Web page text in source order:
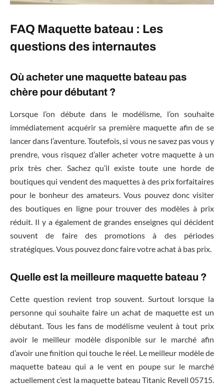
FAQ Maquette bateau : Les
questions des internautes
Où acheter une maquette bateau pas
chère pour débutant ?
Lorsque l’on débute dans le modélisme, l’on souhaite
immédiatement acquérir sa première maquette afin de se
lancer dans l’aventure. Toutefois, si vous ne savez pas vous y
prendre, vous risquez d’aller acheter votre maquette à un
prix très cher. Sachez qu’il existe toute une horde de
boutiques qui vendent des maquettes à des prix forfaitaires
pour le bonheur des amateurs. Vous pouvez donc visiter
des boutiques en ligne pour trouver des modèles à prix
réduit. Il y a également de grandes enseignes qui décident
souvent de faire des promotions à des périodes
stratégiques. Vous pouvez donc faire votre achat à bas prix.
Quelle est la meilleure maquette bateau ?
Cette question revient trop souvent. Surtout lorsque la
personne qui souhaite faire un achat de maquette est un
débutant. Tous les fans de modélisme veulent à tout prix
avoir le meilleur modèle disponible sur le marché afin
d’avoir une finition qui touche le réel. Le meilleur modèle de
maquette bateau qui a le vent en poupe sur le marché
actuellement c’est la maquette bateau Titanic Revell 05715.